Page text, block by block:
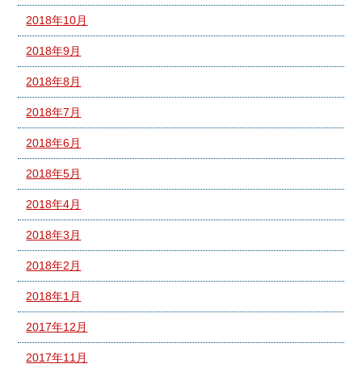
2018年10月
2018年9月
2018年8月
2018年7月
2018年6月
2018年5月
2018年4月
2018年3月
2018年2月
2018年1月
2017年12月
2017年11月